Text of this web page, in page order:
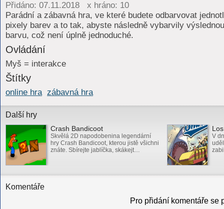
Přidáno: 07.11.2018 x hráno: 10
Parádní a zábavná hra, ve které budete odbarvovat
pixely barev a to tak, abyste následně vybarvily výslednou
barvu, což není úplně jednoduché.
Ovládání
Myš = interakce
Štítky
online hra zábavná hra
Další hry
Crash Bandicoot
Skvělá 2D napodobenina legendární
hry Crash Bandicoot, kterou jistě všichni
znáte. Sbírejte jablíčka, skákejt…
V
Komentáře
Pro přidání komentáře se